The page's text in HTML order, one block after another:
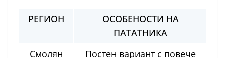
РЕГИОН
ОСОБЕНОСТИ НА
ПАТАТНИКА
Смолян
Постен вариант с повече